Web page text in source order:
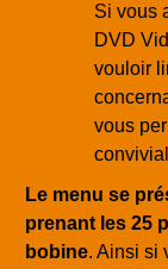
Si vous
DVD
vouloir
vous
Le menu se
prenant les 25
bobine. Ainsi si